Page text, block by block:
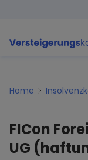
Home
FICon
UG